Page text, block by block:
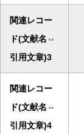
関連レコー
ド(文献名⇔
引用文章)3
関連レコー
ド(文献名⇔
引用文章)4